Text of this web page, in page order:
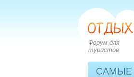
Форум для
туристов
САМЫЕ